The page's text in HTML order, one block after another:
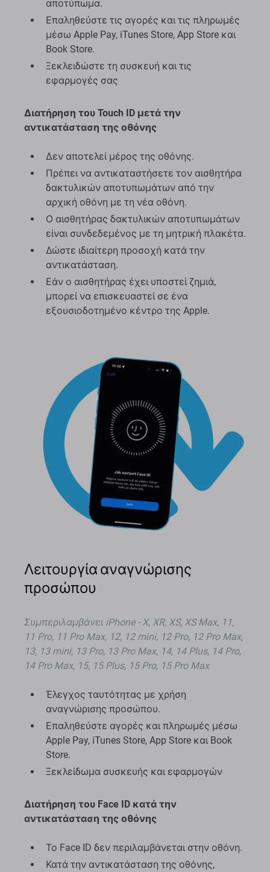
αποτύπωμα.
Επαληθεύστε τις αγορές και τις πληρωμές
μέσω Apple Pay, iTunes Store, App Store και
Book Store.
Ξεκλειδώστε τη συσκευή και τις
εφαρμογές σας
Διατήρηση του Touch ID μετά την
αντικατάσταση της οθόνης
Δεν αποτελεί μέρος της οθόνης.
Πρέπει να αντικαταστήσετε τον αισθητήρα
δακτυλικών αποτυπωμάτων από την
αρχική οθόνη με τη νέα οθόνη.
Ο αισθητήρας δακτυλικών αποτυπωμάτων
είναι συνδεδεμένος με τη μητρική πλακέτα.
Δώστε ιδιαίτερη προσοχή κατά την
αντικατάσταση.
Εάν ο αισθητήρας έχει υποστεί ζημιά,
μπορεί να επισκευαστεί σε ένα
εξουσιοδοτημένο κέντρο της Apple.
Λειτουργία αναγνώρισης
προσώπου
Συμπεριλαμβάνει iPhone - X, XR, XS, XS Max, 11,
11 Pro, 11 Pro Max, 12, 12 mini, 12 Pro, 12 Pro Max,
13, 13 mini, 13 Pro, 13 Pro Max, 14, 14 Plus, 14 Pro,
14 Pro Max, 15, 15 Plus, 15 Pro, 15 Pro Max
Έλεγχος ταυτότητας με χρήση
αναγνώρισης προσώπου.
Επαληθεύστε αγορές και πληρωμές μέσω
Apple Pay, iTunes Store, App Store και Book
Store.
Ξεκλείδωμα συσκευής και εφαρμογών
Διατήρηση του Face ID κατά την
αντικατάσταση της οθόνης
Το Face ID δεν περιλαμβάνεται στην οθόνη.
Κατά την αντικατάσταση της οθόνης,